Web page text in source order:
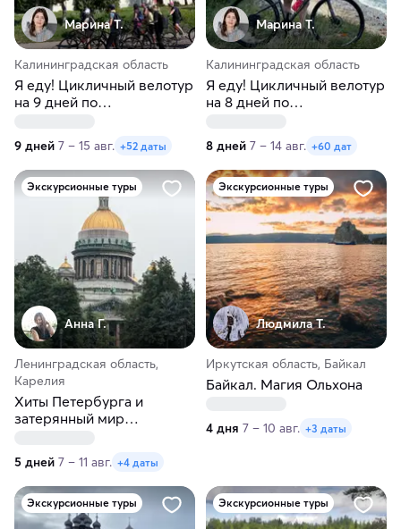
Марина Т.
Калининградская область
Я еду! Цикличный велотур
на 9 дней по
9 дней 7 – 15 авг. +52 даты
Марина Т.
Калининградская область
Я еду! Цикличный велотур
на 8 дней по
8 дней 7 – 14 авг. +60 дат
Экскурсионные туры
Анна Г.
Ленинградская область,
Карелия
Хиты Петербурга и
затерянный мир
5 дней 7 – 11 авг. +4 даты
Экскурсионные туры
Людмила Т.
Иркутская область, Байкал
Байкал. Магия Ольхона
4 дня 7 – 10 авг. +3 даты
Экскурсионные туры Экскурсионные туры